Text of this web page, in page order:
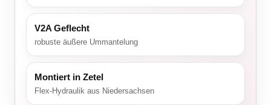
V2A Geflecht
robuste äußere Ummantelung
Montiert in Zetel
Flex-Hydraulik aus Niedersachsen